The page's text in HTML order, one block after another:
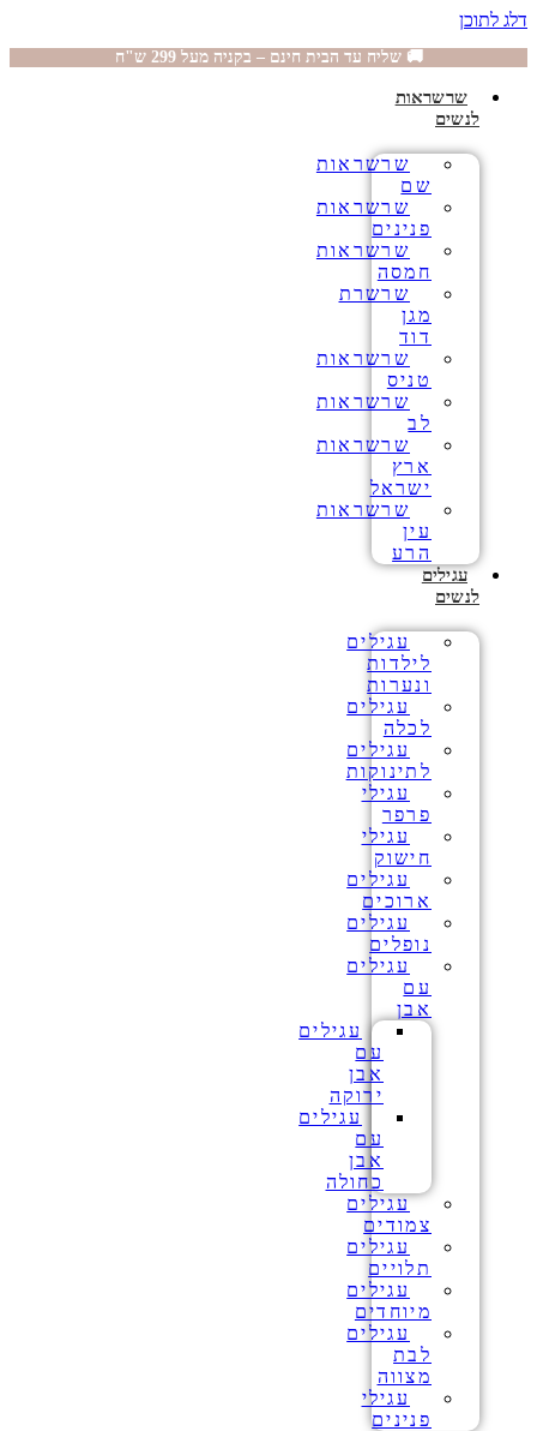
דלג לתוכן
🚚 שליח עד הבית חינם – בקניה מעל 299 ש"ח
שרשראות
לנשים
שרשראות
שם
שרשראות
פנינים
שרשראות
חמסה
שרשרת
מגן
דוד
שרשראות
טניס
שרשראות
לב
שרשראות
ארץ
ישראל
שרשראות
עין
הרע
עגילים
לנשים
עגילים
לילדות
ונערות
עגילים
לכלה
עגילים
לתינוקות
עגילי
פרפר
עגילי
חישוק
עגילים
ארוכים
עגילים
נופלים
עגילים
עם
אבן
עגילים
עם
אבן
ירוקה
עגילים
עם
אבן
כחולה
עגילים
צמודים
עגילים
תלויים
עגילים
מיוחדים
עגילים
לבת
מצווה
עגילי
פנינים